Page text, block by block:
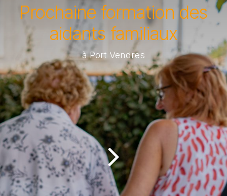
Prochaine formation des
aidants familiaux
à Port Vendres